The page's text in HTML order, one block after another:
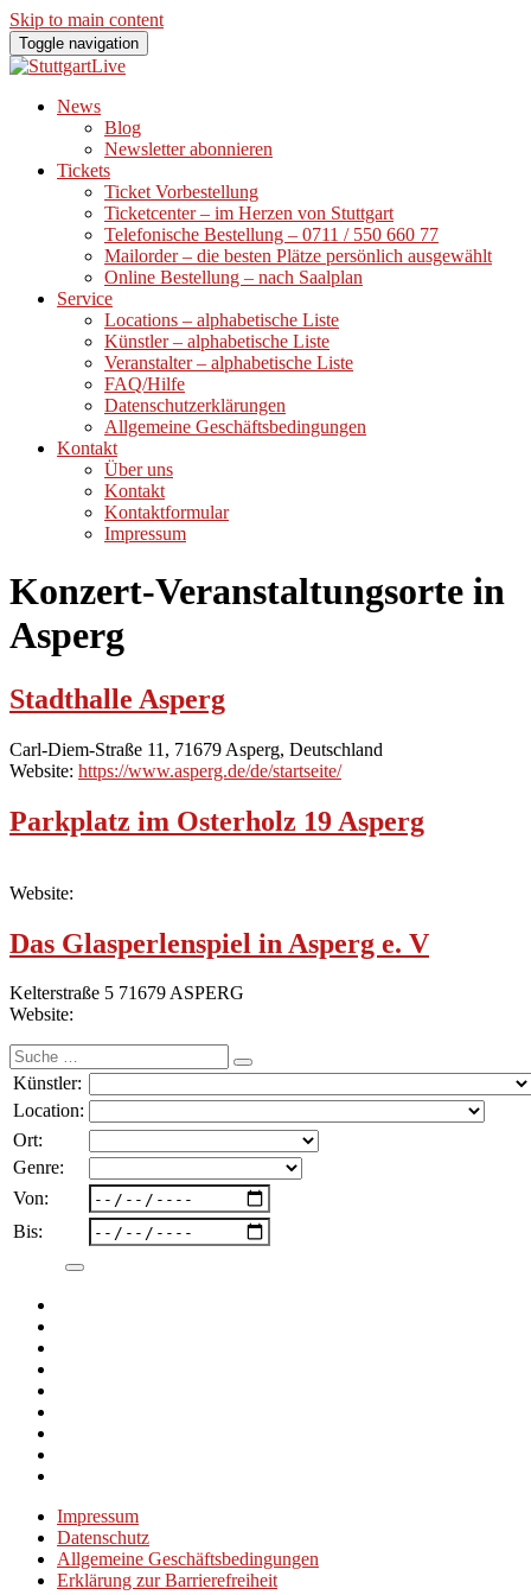
Skip to main content
Toggle navigation
News
Blog
Newsletter abonnieren
Tickets
Ticket Vorbestellung
Ticketcenter – im Herzen von Stuttgart
Telefonische Bestellung – 0711 / 550 660 77
Mailorder – die besten Plätze persönlich ausgewählt
Online Bestellung – nach Saalplan
Service
Locations – alphabetische Liste
Künstler – alphabetische Liste
Veranstalter – alphabetische Liste
FAQ/Hilfe
Datenschutzerklärungen
Allgemeine Geschäftsbedingungen
Kontakt
Über uns
Kontakt
Kontaktformular
Impressum
Konzert-Veranstaltungsorte in
Asperg
Stadthalle Asperg
Carl-Diem-Straße 11, 71679 Asperg, Deutschland
Website: https://www.asperg.de/de/startseite/
Parkplatz im Osterholz 19 Asperg
Website:
Das Glasperlenspiel in Asperg e. V
Kelterstraße 5 71679 ASPERG
Website:
Suche
nach:
Künstler:
Location:
Ort:
Genre:
Von:
Bis:
Impressum
Datenschutz
Allgemeine Geschäftsbedingungen
Erklärung zur Barrierefreiheit